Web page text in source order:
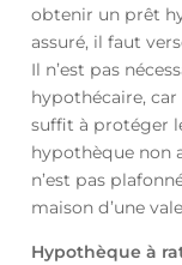
obtenir un prêt
assuré, il faut
Il n’est pas
hypothécaire,
suffit à protéger
hypothèque non
n’est pas
maison d’une
Hypothèque à